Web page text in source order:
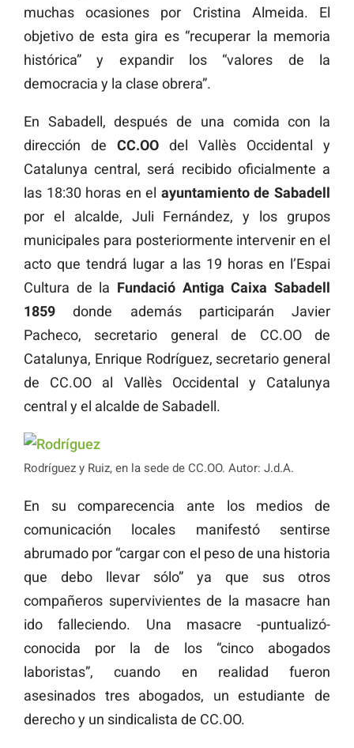
muchas ocasiones por Cristina Almeida. El
objetivo de esta gira es “recuperar la memoria
histórica” y expandir los “valores de la
democracia y la clase obrera”.
En Sabadell, después de una comida con la
dirección de CC.OO del Vallès Occidental y
Catalunya central, será recibido oficialmente a
las 18:30 horas en el ayuntamiento de Sabadell
por el alcalde, Juli Fernández, y los grupos
municipales para posteriormente intervenir en el
acto que tendrá lugar a las 19 horas en l’Espai
Cultura de la Fundació Antiga Caixa Sabadell
1859 donde además participarán Javier
Pacheco, secretario general de CC.OO de
Catalunya, Enrique Rodríguez, secretario general
de CC.OO al Vallès Occidental y Catalunya
central y el alcalde de Sabadell.
Rodríguez y Ruiz, en la sede de CC.OO. Autor: J.d.A.
En su comparecencia ante los medios de
comunicación locales manifestó sentirse
abrumado por “cargar con el peso de una historia
que debo llevar sólo” ya que sus otros
compañeros supervivientes de la masacre han
ido falleciendo. Una masacre -puntualizó-
conocida por la de los “cinco abogados
laboristas”, cuando en realidad fueron
asesinados tres abogados, un estudiante de
derecho y un sindicalista de CC.OO.